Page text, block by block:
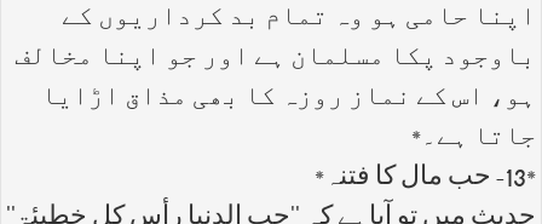
اپنا حامی ہو وہ تمام بد کرداریوں کے
باوجود پکا مسلمان ہے اور جو اپنا مخالف
ہو، اس کے نماز روزہ کا بھی مذاق اڑایا
جاتا ہے۔*
*13- حب مال کا فتنہ*